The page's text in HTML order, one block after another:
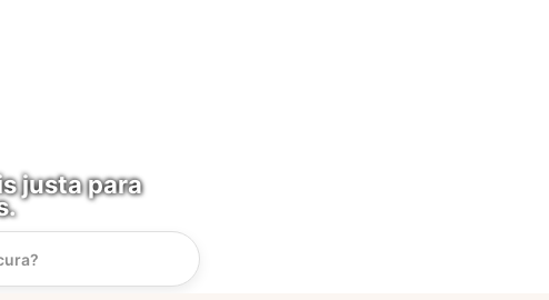
justa para